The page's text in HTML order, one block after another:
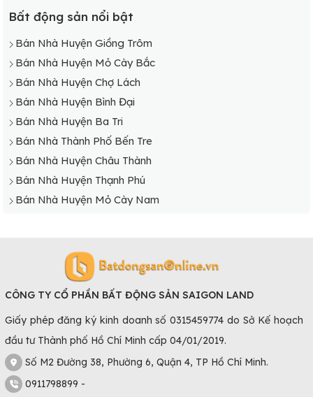
Bất động sản nổi bật
Bán Nhà Huyện Giồng Trôm
Bán Nhà Huyện Mỏ Cày Bắc
Bán Nhà Huyện Chợ Lách
Bán Nhà Huyện Bình Đại
Bán Nhà Huyện Ba Tri
Bán Nhà Thành Phố Bến Tre
Bán Nhà Huyện Châu Thành
Bán Nhà Huyện Thạnh Phú
Bán Nhà Huyện Mỏ Cày Nam
CÔNG TY CỔ PHẦN BẤT ĐỘNG SẢN SAIGON LAND
Giấy phép đăng ký kinh doanh số 0315459774 do Sở Kế hoạch
đầu tư Thành phố Hồ Chí Minh cấp 04/01/2019.
Số M2 Đường 38, Phường 6, Quận 4, TP Hồ Chí Minh.
0911798899 -